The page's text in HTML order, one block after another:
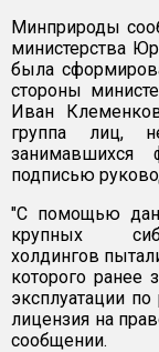
Минприроды
министерства
была
стороны
Иван
группа лиц,
занимавшихся
подписью
"С помощью
крупных
холдингов
которого ранее
эксплуатации
лицензия на
сообщении.